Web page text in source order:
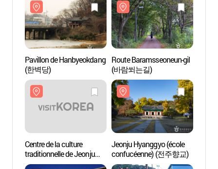
Pavillon de Hanbyeokdang
(한벽당)
Route Baramsseoneun-gil
(바람쐬는길)
Centre de la culture
traditionnelle de Jeonju
(전주전통문화관)
Jeonju Hyanggyo (école
confucéenne) (전주향교)